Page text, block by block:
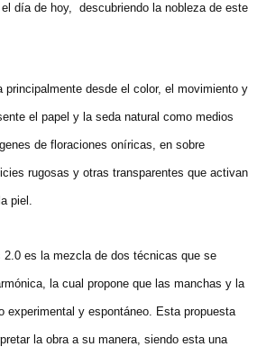
día de hoy,
descubriendo la nobleza de este
principalmente desde el color, el movimiento y
el papel y la seda natural como medios
de floraciones oníricas, en sobre
rugosas y otras transparentes que activan
piel.
2.0 es la mezcla de dos técnicas que se
la cual propone que las manchas y la
experimental y espontáneo. Esta propuesta
la obra a su manera, siendo esta una